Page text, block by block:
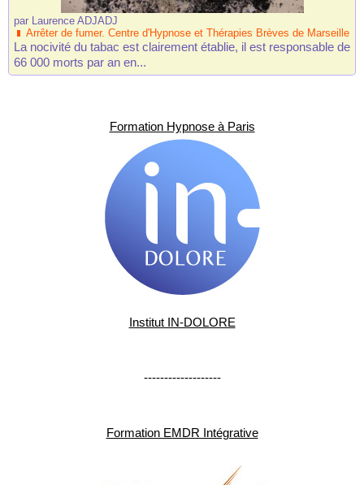
par Laurence ADJADJ
Arrêter de fumer. Centre d'Hypnose et Thérapies Brèves de Marseille
La nocivité du tabac est clairement établie, il est responsable de
66 000 morts par an en...
Formation Hypnose à Paris
Institut IN-DOLORE
-------------------
Formation EMDR Intégrative